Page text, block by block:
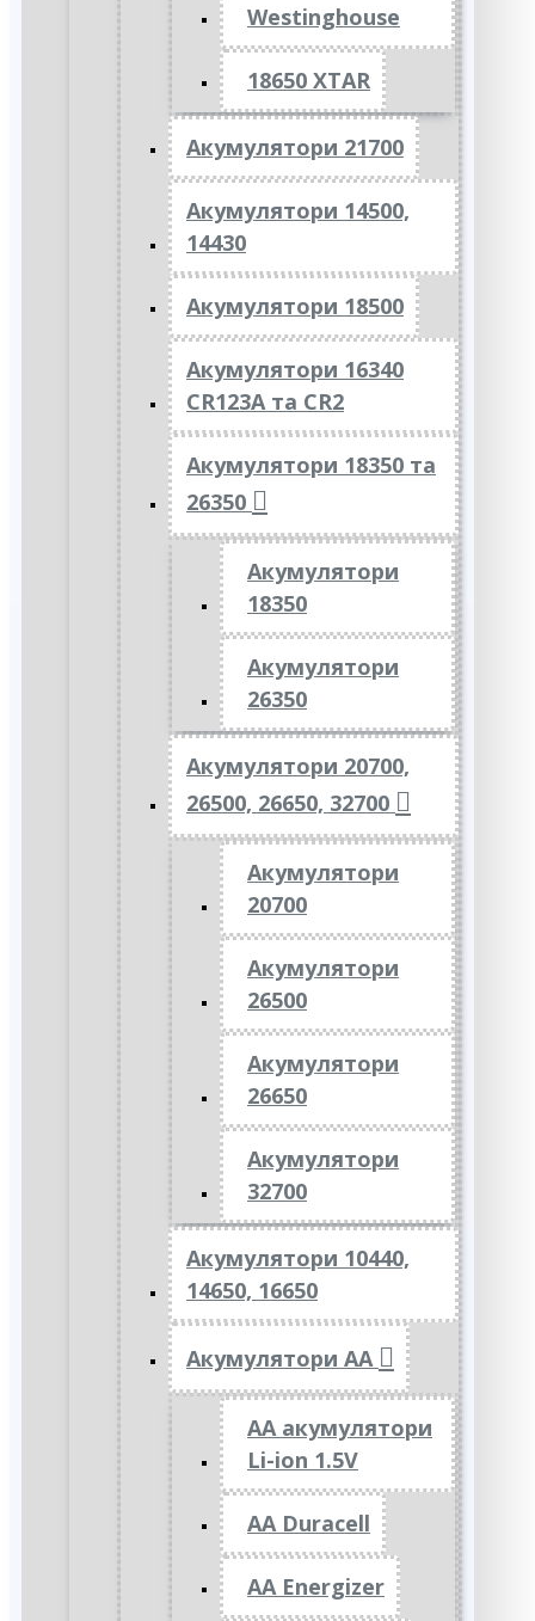
Westinghouse
18650 XTAR
Акумулятори 21700
Акумулятори 14500,
14430
Акумулятори 18500
Акумулятори 16340
CR123A та CR2
Акумулятори 18350 та
26350
Акумулятори
18350
Акумулятори
26350
Акумулятори 20700,
26500, 26650, 32700
Акумулятори
20700
Акумулятори
26500
Акумулятори
26650
Акумулятори
32700
Акумулятори 10440,
14650, 16650
Акумулятори АА
AA акумулятори
Li-ion 1.5V
AA Duracell
AA Energizer